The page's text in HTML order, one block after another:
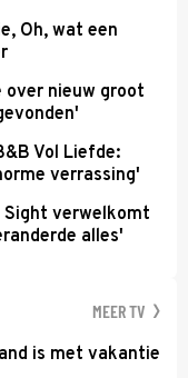
Oh, wat een
nieuw groot
Vol Liefde:
verrassing'
verwelkomt
alles'
MEER TV
is met vakantie